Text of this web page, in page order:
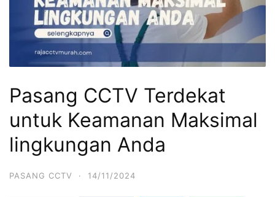
Pasang CCTV Terdekat
untuk Keamanan Maksimal
lingkungan Anda
PASANG CCTV · 14/11/2024